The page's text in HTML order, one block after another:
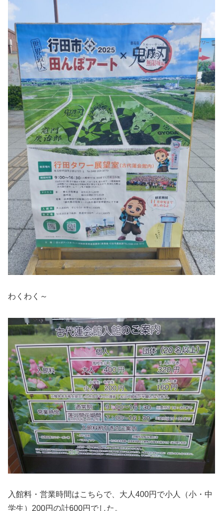
わくわく～
入館料・営業時間はこちらで、大人400円で小人（小・中
学生）200円の計600円でした。